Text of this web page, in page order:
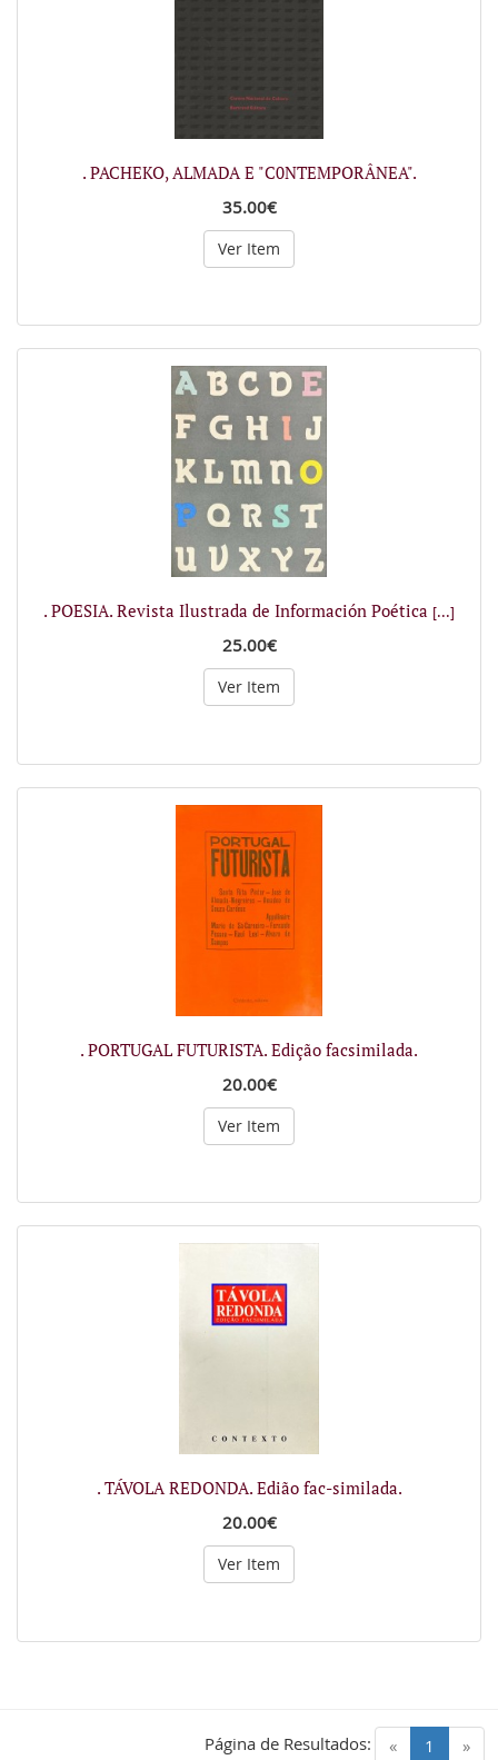
. PACHEKO, ALMADA E "C0NTEMPORÂNEA".
35.00€
Ver Item
. POESIA. Revista Ilustrada de Información Poética [...]
25.00€
Ver Item
. PORTUGAL FUTURISTA. Edição facsimilada.
20.00€
Ver Item
. TÁVOLA REDONDA. Edião fac-similada.
20.00€
Ver Item
« 1 (current)
»
Página de Resultados: